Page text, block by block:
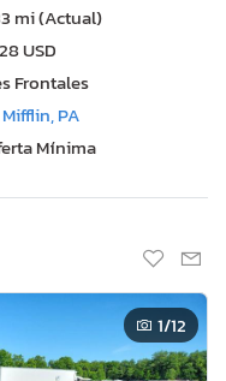
mi (Actual)
USD
Frontales
PA
Mínima
1/12